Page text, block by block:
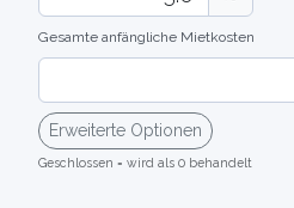
Gesamte anfängliche Mietkosten
Geschlossen = wird als 0 behandelt